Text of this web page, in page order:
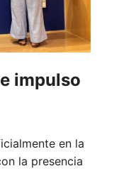
impulso
en la
la presencia